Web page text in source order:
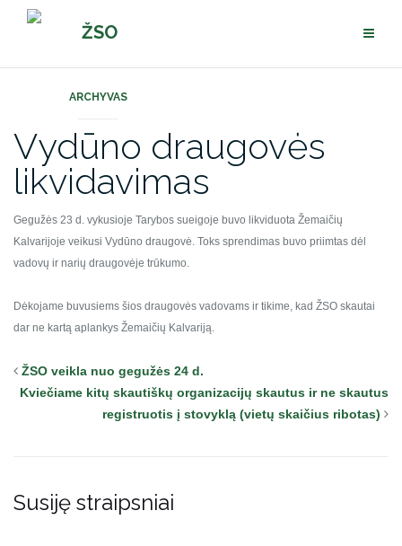
Pereiti
ŽSO
ARCHYVAS
Vydūno draugovės
likvidavimas
Gegužės 23 d. vykusioje Tarybos sueigoje buvo likviduota Žemaičių
Kalvarijoje veikusi Vydūno draugovė. Toks sprendimas buvo priimtas dėl
vadovų ir narių draugovėje trūkumo.
Dėkojame buvusiems šios draugovės vadovams ir tikime, kad ŽSO skautai
dar ne kartą aplankys Žemaičių Kalvariją.
ŽSO veikla nuo gegužės 24 d.
Kviečiame kitų skautiškų organizacijų skautus ir ne skautus
registruotis į stovyklą (vietų skaičius ribotas)
Susiję straipsniai